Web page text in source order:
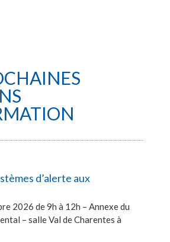
d’alerte aux
2026 de 9h à 12h – Annexe du
– salle Val de Charentes à